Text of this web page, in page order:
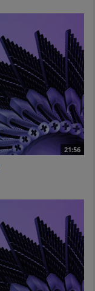
21:56